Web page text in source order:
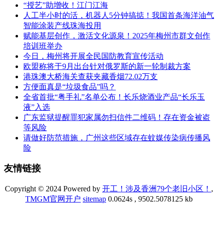
“授艺”助增收！江门江海
人工半小时的活，机器人5分钟搞掂！我国首条海洋油气
智能涂装产线珠海投用
赋能基层创作，激活文化源泉！2025年梅州市群文创作
培训班举办
今日，梅州将开展全民国防教育宣传活动
欧盟称将于9月出台针对俄罗斯的新一轮制裁方案
港珠澳大桥海关查获夹藏香烟72.02万支
方便面真是“垃圾食品”吗？
全省首批“粤手礼”名单公布！长乐烧酒业产品“长乐玉
液”入选
广东监狱提醒罪犯家属勿扫信件二维码！存在资金被盗
等风险
请做好防范措施，广州这些区域存在蚊媒传染病传播风
险
友情链接
Copyright © 2024 Powered by 开工！涉及香洲79个老旧小区！ ,
TMGM官网开户 sitemap 0.0624s , 9502.5078125 kb